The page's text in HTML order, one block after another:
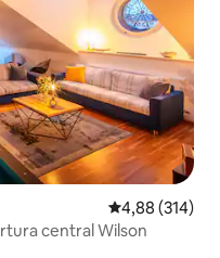
4,88 de uma
4,88 (314)
central Wilson